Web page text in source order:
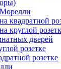
квадратной
круглой
дверей
розетке
розетке